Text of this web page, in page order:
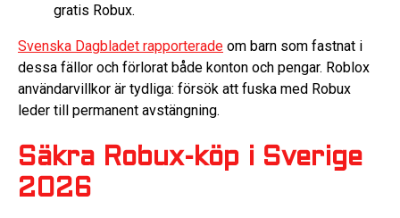
gratis Robux.
Svenska Dagbladet rapporterade om barn som fastnat i
dessa fällor och förlorat både konton och pengar. Roblox
användarvillkor är tydliga: försök att fuska med Robux
leder till permanent avstängning.
Säkra Robux-köp i Sverige
2026